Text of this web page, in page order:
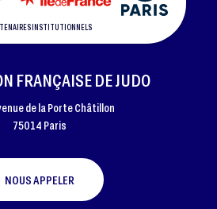
INSTITUTIONNELS
FRANÇAISE DE JUDO
de la Porte Châtillon
75014 Paris
NOUS APPELER